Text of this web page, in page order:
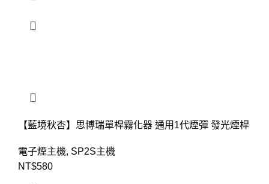
【藍境秋杏】思博瑞單桿霧化器 通用1代煙彈 發光煙桿
電子煙主機, SP2S主機
NT$580